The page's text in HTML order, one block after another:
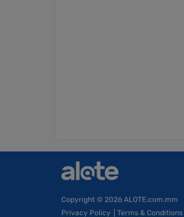
Copyright © 2026 ALOTE.com.mm
Privacy Policy
Terms & Conditions